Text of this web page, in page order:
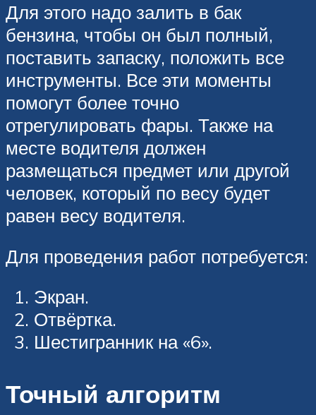
Для этого надо залить в бак
бензина, чтобы он был полный,
поставить запаску, положить все
инструменты. Все эти моменты
помогут более точно
отрегулировать фары. Также на
месте водителя должен
размещаться предмет или другой
человек, который по весу будет
равен весу водителя.
Для проведения работ потребуется:
Экран.
Отвёртка.
Шестигранник на «6».
Точный алгоритм